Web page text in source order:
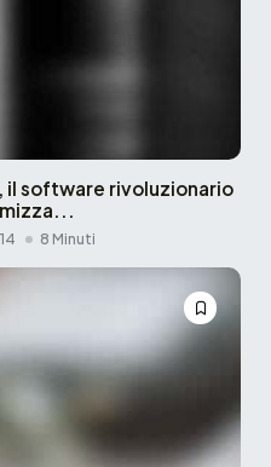
il software rivoluzionario
8 Minuti